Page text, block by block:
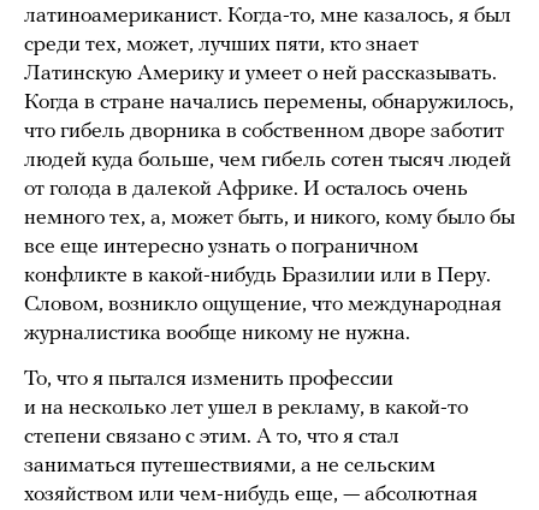
латиноамериканист. Когда-то, мне казалось, я был
среди тех, может, лучших пяти, кто знает
Латинскую Америку и умеет о ней рассказывать.
Когда в стране начались перемены, обнаружилось,
что гибель дворника в собственном дворе заботит
людей куда больше, чем гибель сотен тысяч людей
от голода в далекой Африке. И осталось очень
немного тех, а, может быть, и никого, кому было бы
все еще интересно узнать о пограничном
конфликте в какой-нибудь Бразилии или в Перу.
Словом, возникло ощущение, что международная
журналистика вообще никому не нужна.
То, что я пытался изменить профессии
и на несколько лет ушел в рекламу, в какой-то
степени связано с этим. А то, что я стал
заниматься путешествиями, а не сельским
хозяйством или чем-нибудь еще, — абсолютная